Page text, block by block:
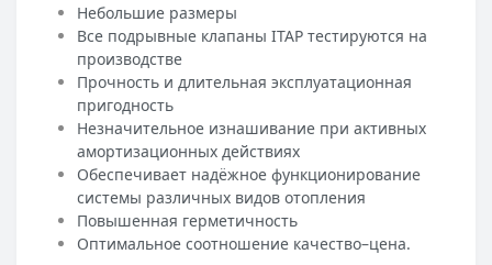
Небольшие размеры
Все подрывные клапаны ITAP тестируются на
производстве
Прочность и длительная эксплуатационная
пригодность
Незначительное изнашивание при активных
амортизационных действиях
Обеспечивает надёжное функционирование
системы различных видов отопления
Повышенная герметичность
Оптимальное соотношение качество–цена.